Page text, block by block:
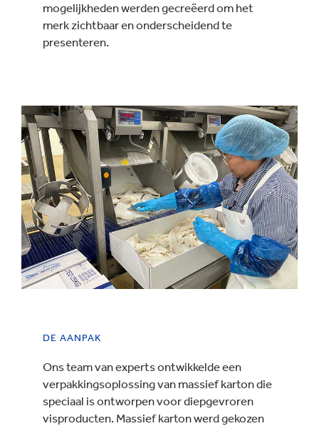
mogelijkheden werden gecreëerd om het
merk zichtbaar en onderscheidend te
presenteren.
DE AANPAK
Ons team van experts ontwikkelde een
verpakkingsoplossing van massief karton die
speciaal is ontworpen voor diepgevroren
visproducten. Massief karton werd gekozen